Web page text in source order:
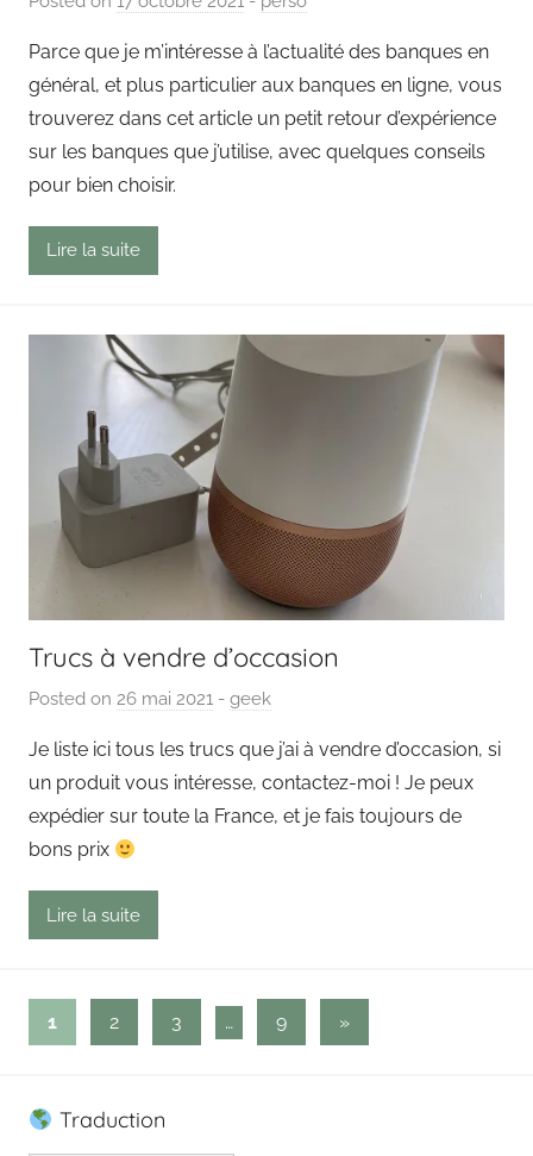
P
a
i
n
Parce que je m’intéresse à l’actualité des banques en
général, et plus particulier aux banques en ligne, vous
trouverez dans cet article un petit retour d’expérience
sur les banques que j’utilise, avec quelques conseils
pour bien choisir.
Lire la suite
Trucs à vendre d’occasion
Posted on 26 mai 2021 b
P
a
i
- geek
Je liste ici tous les trucs que j’ai à vendre d’occasion, si
un produit vous intéresse, contactez-moi ! Je peux
expédier sur toute la France, et je fais toujours de
bons prix
Lire la suite
Pagination
publications
1 2 3 … 9
Next
»
Traduction